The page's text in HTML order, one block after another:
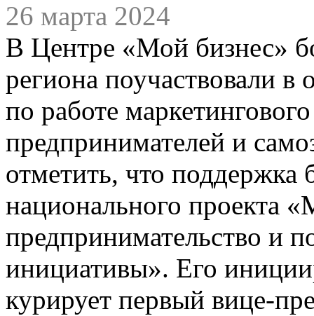
26 марта 2024
В Центре «Мой бизнес»
региона поучаствовали
по работе
предпринимателей и
отметить, что поддержка
национального проекта
предпринимательство и
инициативы». Его
курирует первый вице-